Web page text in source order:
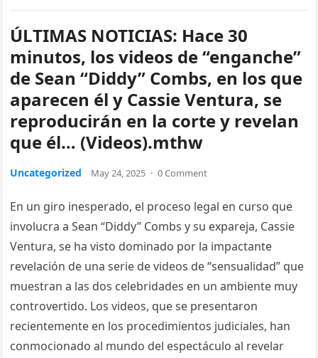
ÚLTIMAS NOTICIAS: Hace 30
minutos, los videos de “enganche”
de Sean “Diddy” Combs, en los que
aparecen él y Cassie Ventura, se
reproducirán en la corte y revelan
que él… (Videos).mthw
Uncategorized May 24, 2025 · 0 Comment
En un giro inesperado, el proceso legal en curso que
involucra a Sean “Diddy” Combs y su expareja, Cassie
Ventura, se ha visto dominado por la impactante
revelación de una serie de videos de “sensualidad” que
muestran a las dos celebridades en un ambiente muy
controvertido. Los videos, que se presentaron
recientemente en los procedimientos judiciales, han
conmocionado al mundo del espectáculo al revelar